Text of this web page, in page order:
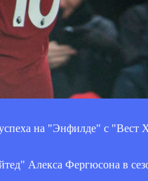
на "Энфилде" с "Вест
Алекса Фергюсона в